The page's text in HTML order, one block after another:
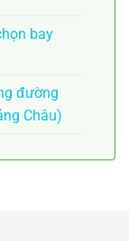
bay
đường
Châu)